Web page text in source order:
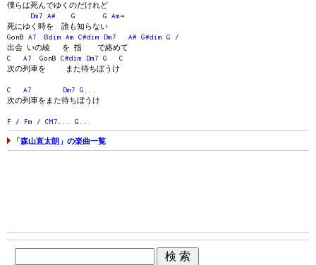
僕らは死んでゆくのだけれど
Dm7
A# G G Am→
死にゆく時を 誰も知らない
GonB A7 Bdim Am C#dim Dm7 A# G#dim G /
出会 いの綾 を 指 で絡めて
C
A7 GonB C#dim Dm7 G
C
次の列車を また待ちぼうけ
C A7 Dm7 G
次の列車をまた待ちぼうけ
F / Fm / CM7 G
「森山直太朗」の楽曲一覧